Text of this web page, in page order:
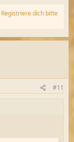
Registriere dich bitte
#11